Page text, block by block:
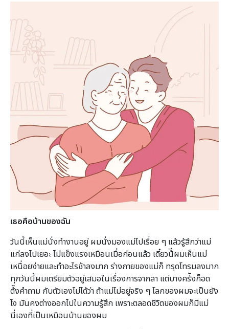
เธอคือบ้านของฉัน
วันนี้เห็นแม่นั่งทํางานอยู่ ผมนั่งมองแม่ไปเรื่อย ๆ แล้วรู้สึกว่าแม่
แก่ลงไปเยอะ ไม่แข็งแรงเหมือนเมื่อก่อนแล้ว เดี๋ยวน้ีผมเห็นแม่
เหนื่อยง่ายและทําอะไรช้าลงมาก ร่างกายของแม่ก็ ทรุดโทรมลงมาก
ทุกวันนี้ผมเตรียมตัวอยู่เสมอในเรื่องการจากลา แต่บางคร้ังก็อด
ต้ังคําถาม กับตัวเองไม่ได้ว่า ถ้าแม่ไม่อยู่จริง ๆ โลกของผมจะเป็นยัง
ไง มันคงต่างออกไปในความรู้สึก เพราะตลอดชีวิตของผมก็มีแม่
นี่เองที่เป็นเหมือนบ้านของผม